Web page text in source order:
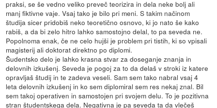
praksi, se še vedno veliko preveč teorizira in dela neke bolj ali
manj fiktivne vaje. Vsaj tako je bilo pri meni. S takim načinom
študija sicer pridobiš neko teoretično osnovo, ki jo nato še kako
rabiš, a da bi zelo hitro lahko samostojno delal, to pa seveda ne.
Popolnoma enak, če ne celo hujši je problem pri tistih, ki so vpisali
magisterij ali doktorat direktno po diplomi.
Šudentsko delo je lahko krasna stvar za doseganje znanja in
delovnih izkušenj. Seveda je pogoj za to da delaš v stroki iz katere
opravljaš študij in te zadeva veseli. Sam sem tako nabral vsaj 4
leta delovnih izkušenj in ko sem diplomiral sem res nekaj znal. Bil
sem takoj operativen in samostojen pri svojem delu. To je pozitivna
stran študentskega dela. Negativna je pa seveda ta da vlečeš